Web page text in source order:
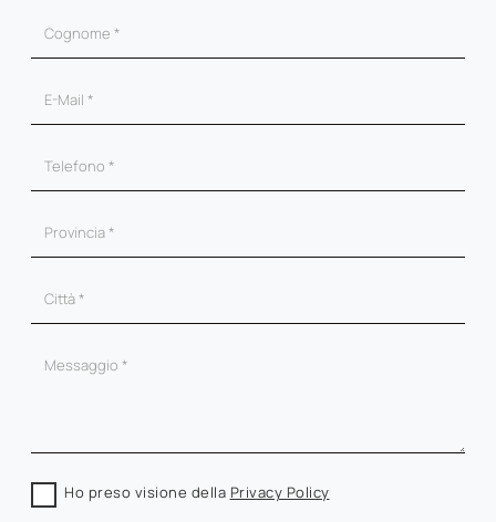
Ho preso visione della Privacy Policy